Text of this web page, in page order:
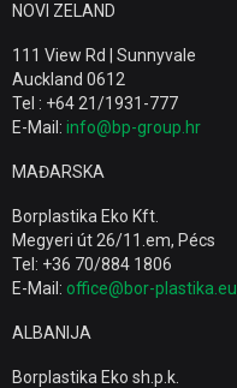
NOVI ZELAND
111 View Rd | Sunnyvale
Auckland 0612
Tel : +64 21/1931-777
E-Mail: info@bp-group.hr
MAĐARSKA
Borplastika Eko Kft.
Megyeri út 26/11.em, Pécs
Tel: +36 70/884 1806
E-Mail: office@bor-plastika.eu
ALBANIJA
Borplastika Eko sh.p.k.